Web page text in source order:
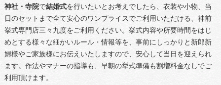
神社・寺院で結婚式を行いたいとお考えでしたら、衣装や小物、当
日のセットまで全て安心のワンプライスでご利用いただける、神前
挙式専門店三々九度をご利用ください。挙式内容や所要時間をはじ
めとする様々な細かいルール・情報等を、事前にしっかりと新郎新
婦様やご家族様にお伝えいたしますので、安心して当日を迎えられ
ます。作法やマナーの指導も、早朝の挙式準備も割増料金なしでご
利用頂けます。